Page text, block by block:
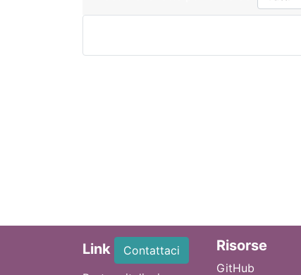
Link
Contattaci
Risorse
GitHub